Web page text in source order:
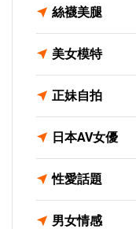
絲襪美腿
美女模特
正妹自拍
日本AV女優
性愛話題
男女情感